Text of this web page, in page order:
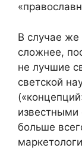
В случае же
сложнее,
не лучшие
светской
известными
больше